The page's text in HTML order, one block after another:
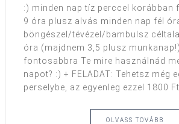
:) minden nap tíz perccel korábban
9 óra plusz alvás minden nap fél
böngészel/tévézel/bambulsz
óra (majdnem 3,5 plusz
fontosabbra Te mire használnád
napot? :) + FELADAT: Tehetsz még
perselybe, az egyenleg ezzel 1800 Ft
OLVASS TOVÁBB